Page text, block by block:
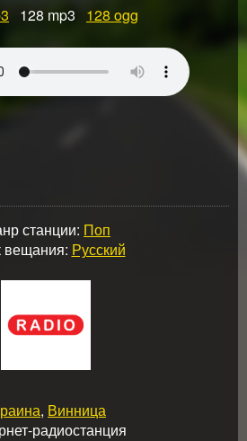
128 mp3 128 ogg
станции: Поп
вещания: Русский
, Винница
радиостанция